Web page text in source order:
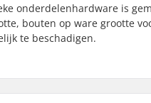
onderdelenhardware is
bouten op ware grootte
te beschadigen.